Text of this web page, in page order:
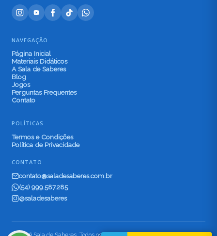
NAVEGAÇÃO
Página Inicial
Materiais Didáticos
A Sala de Saberes
Blog
Jogos
Perguntas Frequentes
Contato
POLÍTICAS
Termos e Condições
Política de Privacidade
CONTATO
contato@saladesaberes.com.br
(54) 999.587.285
@saladesaberes